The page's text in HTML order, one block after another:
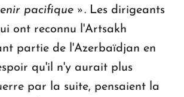
pacifique ». Les dirigeants
ont reconnu l'Artsakh
partie de l'Azerbaïdjan en
qu'il n'y aurait plus
par la suite, pensaient la